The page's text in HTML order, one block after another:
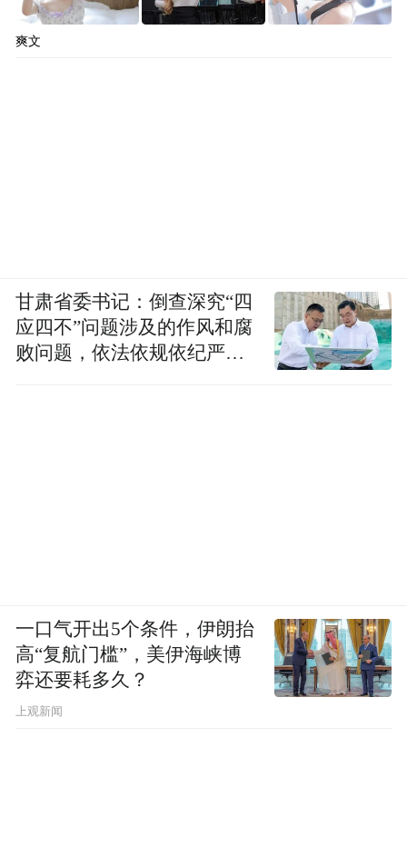
爽文
甘肃省委书记：倒查深究“四
应四不”问题涉及的作风和腐
败问题，依法依规依纪严肃
一口气开出5个条件，伊朗抬
高“复航门槛”，美伊海峡博
弈还要耗多久？
上观新闻